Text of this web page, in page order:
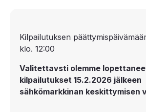
Kilpailutuksen
klo. 12:00
Valitettavsti olemme
kilpailutukset 15.2.2026 jälkeen
sähkömarkkinan keskittymisen